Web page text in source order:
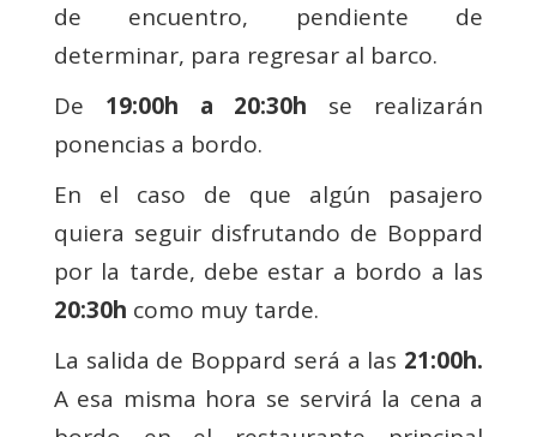
de encuentro, pendiente de
determinar, para regresar al barco.
De 19:00h a 20:30h se realizarán
ponencias a bordo.
En el caso de que algún pasajero
quiera seguir disfrutando de Boppard
por la tarde, debe estar a bordo a las
20:30h como muy tarde.
La salida de Boppard será a las 21:00h.
A esa misma hora se servirá la cena a